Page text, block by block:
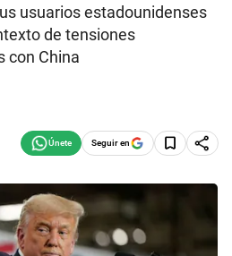
usuarios estadounidenses
de tensiones
con China
Seguir en